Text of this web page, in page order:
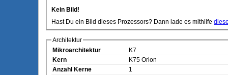
Kein Bild!
Hast Du ein Bild dieses Prozessors? Dann lade es mithilfe
Architektur
Mikroarchitektur
K7
Kern
K75 Orion
Anzahl Kerne
1